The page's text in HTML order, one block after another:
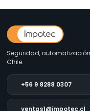
Seguridad,
Chile.
+56 9 8288 0307
ventas1@impotec.cl